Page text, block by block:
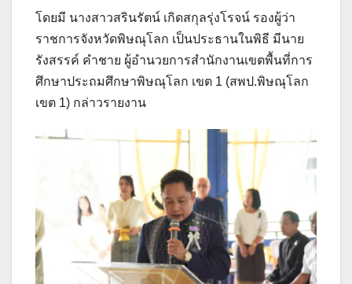
โดยมี นางสาวสรินรัตน์ เกิดสกุลรุ่งโรจน์ รองผู้ว่า
ราชการจังหวัดพิษณุโลก เป็นประธานในพิธี มีนาย
รังสรรค์ คำชาย ผู้อำนวยการสำนักงานเขตพื้นที่การ
ศึกษาประถมศึกษาพิษณุโลก เขต 1 (สพป.พิษณุโลก
เขต 1) กล่าวรายงาน